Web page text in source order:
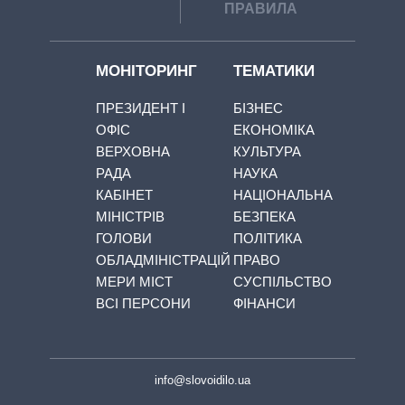
ПРАВИЛА
МОНІТОРИНГ
ПРЕЗИДЕНТ І
ОФІС
ВЕРХОВНА
РАДА
КАБІНЕТ
МІНІСТРІВ
ГОЛОВИ
ОБЛАДМІНІСТРАЦІЙ
МЕРИ МІСТ
ВСІ ПЕРСОНИ
ТЕМАТИКИ
БІЗНЕС
ЕКОНОМІКА
КУЛЬТУРА
НАУКА
НАЦІОНАЛЬНА
БЕЗПЕКА
ПОЛІТИКА
ПРАВО
СУСПІЛЬСТВО
ФІНАНСИ
info@slovoidilo.ua